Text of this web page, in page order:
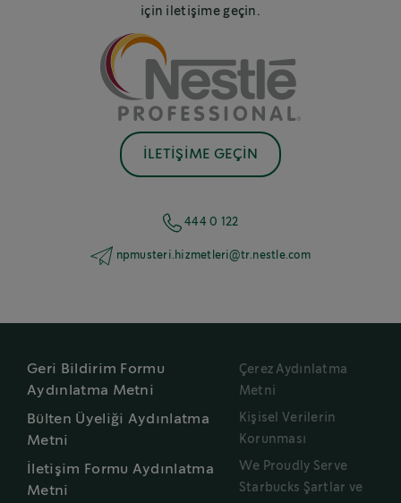
için iletişime geçin.
İLETİŞİME GEÇİN
444 0 122
npmusteri.hizmetleri@tr.nestle.com
Geri Bildirim Formu
Aydınlatma Metni
Bülten Üyeliği Aydınlatma
Metni
İletişim Formu Aydınlatma
Metni
Çerez Aydınlatma
Metni
Kişisel Verilerin
Korunması
We Proudly Serve
Starbucks Şartlar ve